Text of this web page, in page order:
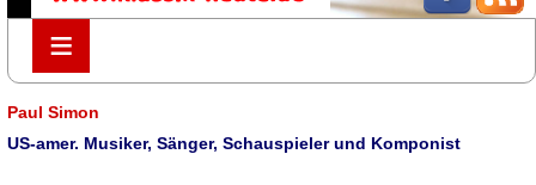
≡
≡
Paul Simon
US-amer. Musiker, Sänger, Schauspieler und Komponist